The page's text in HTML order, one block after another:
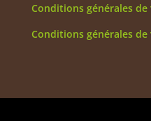
Conditions générales de
Conditions générales